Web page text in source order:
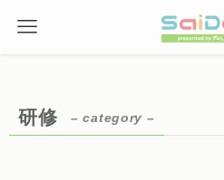
研修 – category –